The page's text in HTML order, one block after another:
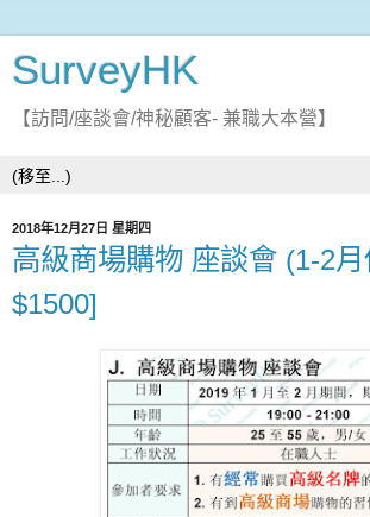
SurveyHK
【訪問/座談會/神秘顧客- 兼職大本營】
2018年12月27日 星期四
高級商場購物 座談會 (1-2
$1500]